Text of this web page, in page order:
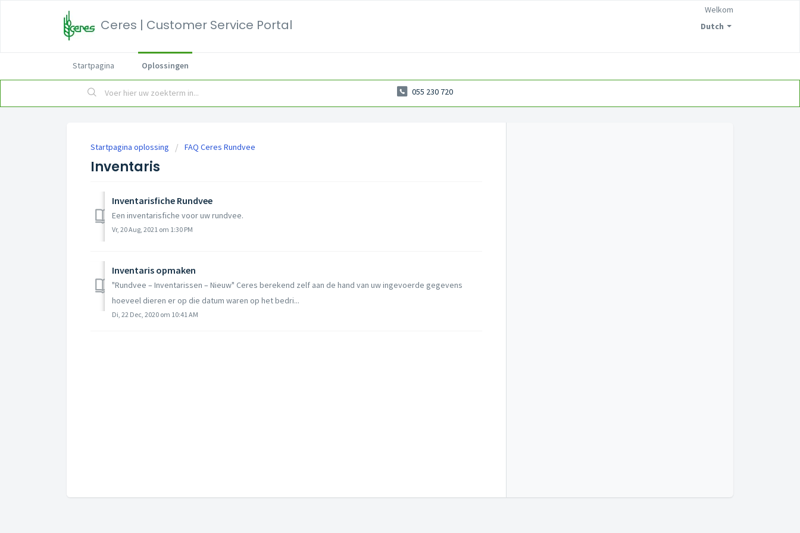
Ceres | Customer Service Portal Dutch
Welkom
Startpagina Oplossingen
055 230 720
Startpagina oplossing FAQ Ceres Rundvee
Inventaris
Inventarisfiche Rundvee
Een inventarisfiche voor uw rundvee.
Vr, 20 Aug, 2021 om 1:30 PM
Inventaris opmaken
"Rundvee – Inventarissen – Nieuw" Ceres berekend zelf aan de hand van uw ingevoerde gegevens
hoeveel dieren er op die datum waren op het bedri...
Di, 22 Dec, 2020 om 10:41 AM